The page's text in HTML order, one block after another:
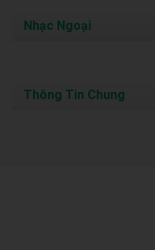
Nhạc Ngoại
Thông Tin Chung